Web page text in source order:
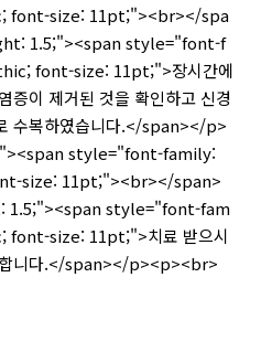
font-size: 11pt;"><br></spa
1.5;"><span style="font-f
font-size: 11pt;">장시간에
증이 제거된 것을 확인하고 신경
수복하였습니다.</span></p>
style="font-family:
size: 11pt;"><br></span>
style="font-fam
font-size: 11pt;">치료 받으시
합니다.</span></p><p><br>